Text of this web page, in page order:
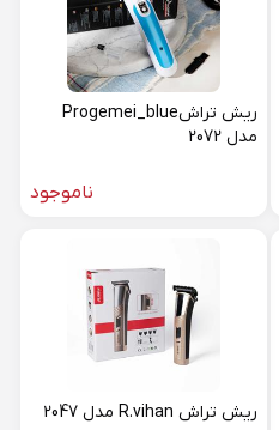
ریش تراشProgemei_blue
مدل 2072
ناموجود
ریش تراش R.vihan مدل 2047